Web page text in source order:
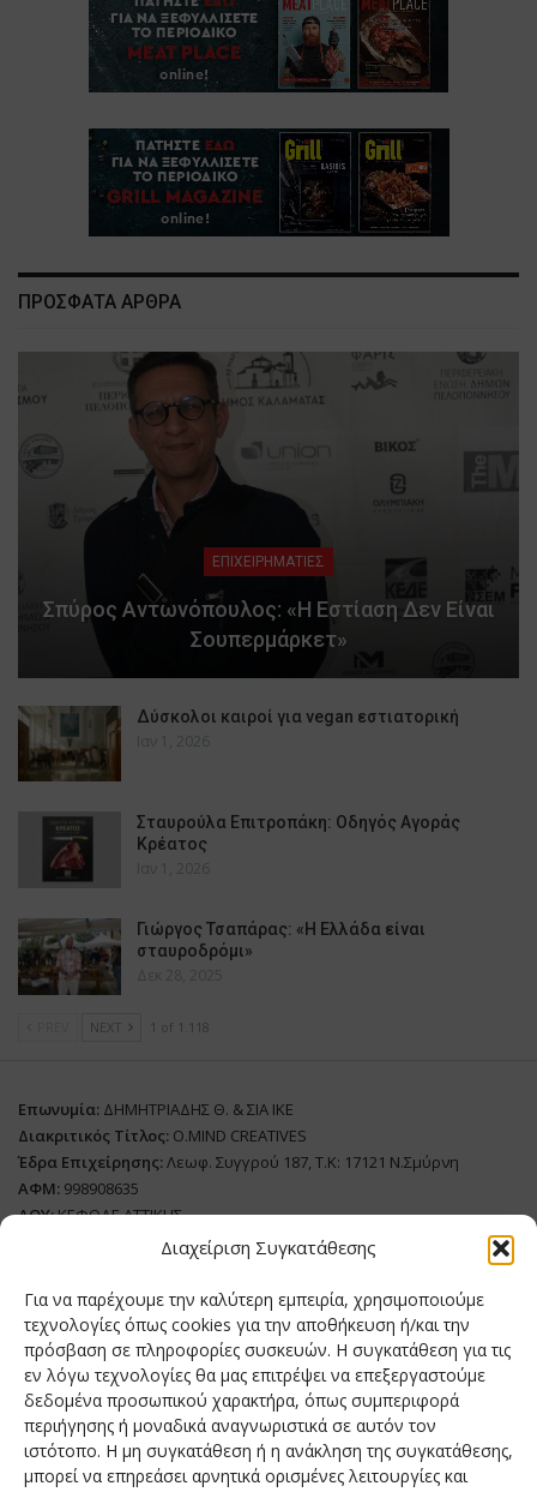
Διαχείριση Συγκατάθεσης
Για να παρέχουμε την καλύτερη εμπειρία, χρησιμοποιούμε
τεχνολογίες όπως cookies για την αποθήκευση ή/και την
πρόσβαση σε πληροφορίες συσκευών. Η συγκατάθεση για τις
εν λόγω τεχνολογίες θα μας επιτρέψει να επεξεργαστούμε
δεδομένα προσωπικού χαρακτήρα, όπως συμπεριφορά
περιήγησης ή μοναδικά αναγνωριστικά σε αυτόν τον
ιστότοπο. Η μη συγκατάθεση ή η ανάκληση της συγκατάθεσης,
μπορεί να επηρεάσει αρνητικά ορισμένες λειτουργίες και
ΠΡΟΣΦΑΤΑ ΑΡΘΡΑ
ΕΠΙΧΕΙΡΗΜΑΤΙΕΣ
Σπύρος Αντωνόπουλος: «Η Εστίαση Δεν Είναι
Σουπερμάρκετ»
Δύσκολοι καιροί για vegan εστιατορική
Ιαν 1, 2026
Σταυρούλα Επιτροπάκη: Οδηγός Αγοράς
Κρέατος
Ιαν 1, 2026
Γιώργος Τσαπάρας: «Η Ελλάδα είναι
σταυροδρόμι»
Δεκ 28, 2025
NEXT 1 of 1.118
Επωνυμία: ΔΗΜΗΤΡΙΑΔΗΣ Θ. & ΣΙΑ ΙΚΕ
Διακριτικός Τίτλος: O.MIND CREATIVES
Έδρα Επιχείρησης:Λεωφ. Συγγρού 187, Τ.Κ: 17121 Ν.Σμύρνη
ΑΦΜ: 998908635
ΔΟΥ:ΚΕΦΟΔΕ ΑΤΤΙΚΗΣ
Όνομα Ιδιοκτήτη και Νόμιμο Πρόσωπο: Θεόδωρος Δημητριάδης
Διευθυντής Σύνταξης:Ευθυμιάτου Μαίρη
Domain:grillmagazine.gr
Δικαιούχος Domain:Θεόδωρος Δημητριάδης
Διευθυντής:Θεόδωρος Δημητριάδης
Διαχειριστής:Θεόδωρος Δημητριάδης
Δήλωση Συμμόρφωσης